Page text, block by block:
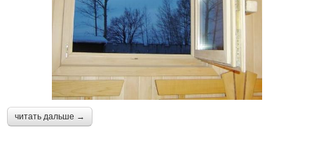
читать дальше →